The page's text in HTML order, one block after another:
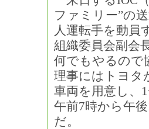
ファミリー”の
人運転手を動員
組織委員会副会
何でもやるので
理事にはトヨタ
車両を用意し、
午前7時から午
だ。